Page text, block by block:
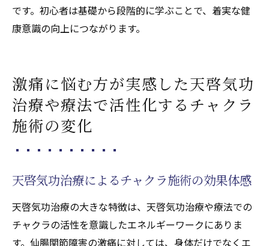
です。初心者は基礎から段階的に学ぶことで、着実な健
康意識の向上につながります。
激痛に悩む方が実感した天啓気功
治療や療法で活性化するチャクラ
施術の変化
天啓気功治療によるチャクラ施術の効果体感
天啓気功治療の大きな特徴は、天啓気功治療や療法での
チャクラの活性を意識したエネルギーワークにありま
す。仙腸関節障害の激痛に対しては、身体だけでなくエ